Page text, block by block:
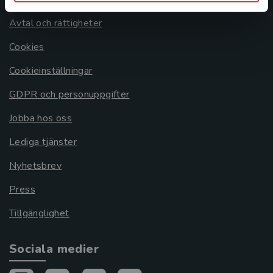
Avtal och rättigheter
Cookies
Cookieinställningar
GDPR och personuppgifter
Jobba hos oss
Lediga tjänster
Nyhetsbrev
Press
Tillgänglighet
Sociala medier